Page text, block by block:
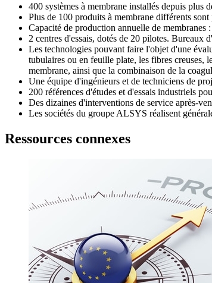
400 systèmes à membrane installés depuis
Plus de 100 produits à membrane différents
Capacité de production annuelle de
2 centres d'essais, dotés de 20 pilotes.
Les technologies pouvant faire l'objet d'une
tubulaires ou en feuille plate, les fibres creuses,
membrane, ainsi que la combinaison de la
Une équipe d'ingénieurs et de techniciens de
200 références d'études et d'essais industriels
Des dizaines d'interventions de service après-
Les sociétés du groupe ALSYS réalisent
Ressources connexes